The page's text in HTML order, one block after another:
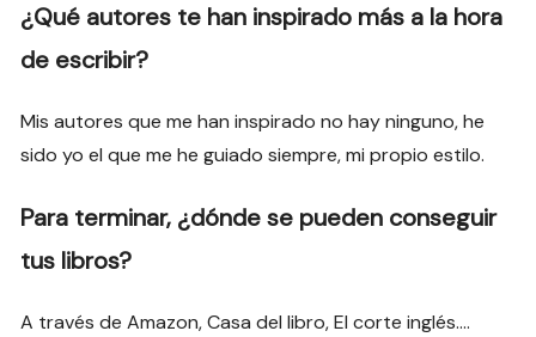
¿Qué autores te han inspirado más a la hora
de escribir?
Mis autores que me han inspirado no hay ninguno, he
sido yo el que me he guiado siempre, mi propio estilo.
Para terminar, ¿dónde se pueden conseguir
tus libros?
A través de Amazon, Casa del libro, El corte inglés….